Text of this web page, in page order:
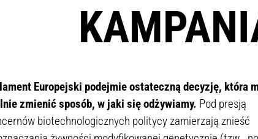
Europejski podejmie ostateczną decyzję, która
zmienić sposób, w jaki się odżywiamy. Pod presją
biotechnologicznych politycy zamierzają znieść